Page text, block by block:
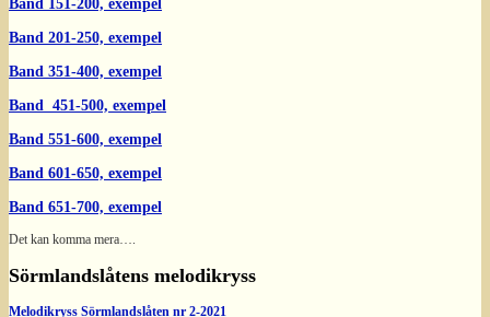
Band 201-250, exempel
Band 351-400, exempel
Band 451-500, exempel
Band 551-600, exempel
Band 601-650, exempel
Band 651-700, exempel
Det kan komma mera….
Sörmlandslåtens melodikryss
Melodikryss Sörmlandslåten nr 2-2021